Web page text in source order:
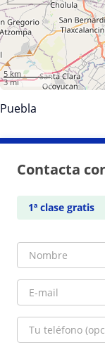
5 km
3 mi
Puebla
Contacta
1ª clase gratis